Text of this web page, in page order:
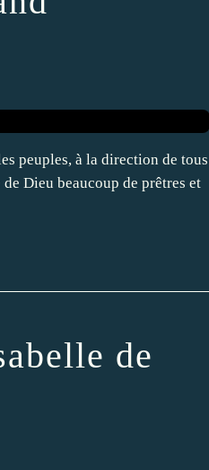
peuples, à la direction de tous
Dieu beaucoup de prêtres et
de